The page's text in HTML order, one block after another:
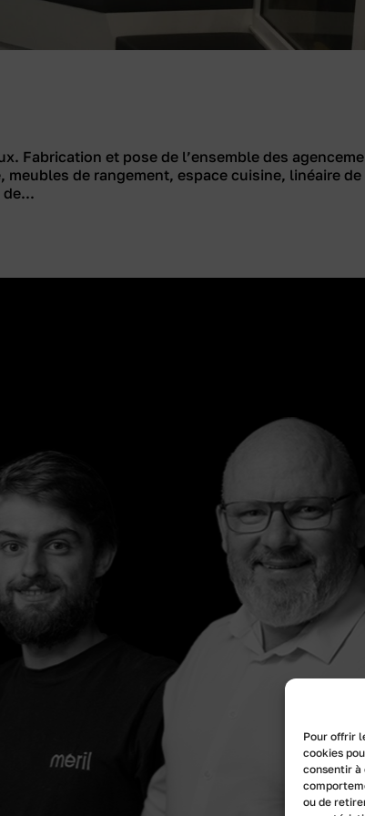
Pour offrir
cookies
consentir à
ou de
Fabrication et pose de l’ensemble des
de rangement, espace cuisine, linéaire de